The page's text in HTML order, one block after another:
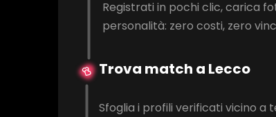
Registrati in pochi clic, carica
personalità: zero costi, zero
Trova match a Lecco
Sfoglia i profili verificati vicino a